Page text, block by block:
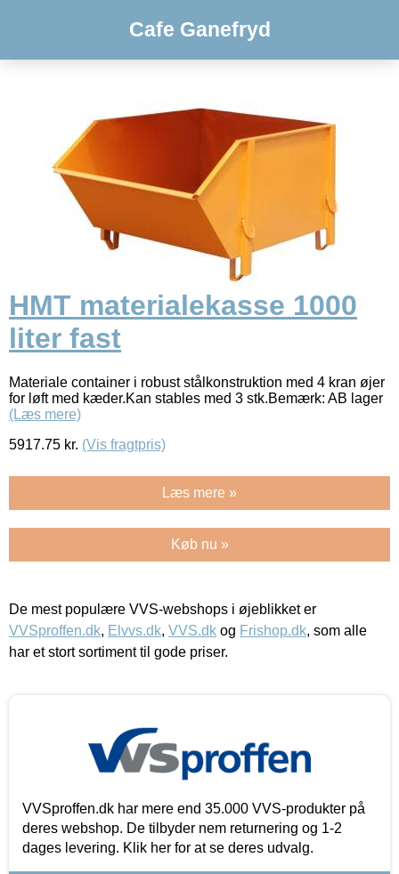
Cafe Ganefryd
HMT materialekasse 1000
liter fast
Materiale container i robust stålkonstruktion med 4 kran øjer
for løft med kæder.Kan stables med 3 stk.Bemærk: AB lager
(Læs mere)
5917.75 kr. (Vis fragtpris)
Læs mere »
Køb nu »
De mest populære VVS-webshops i øjeblikket er
VVSproffen.dk, Elvvs.dk, VVS.dk og Frishop.dk, som alle
har et stort sortiment til gode priser.
VVSproffen.dk har mere end 35.000 VVS-produkter på
deres webshop. De tilbyder nem returnering og 1-2
dages levering. Klik her for at se deres udvalg.